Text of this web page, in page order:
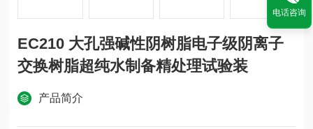
EC210 大孔强碱性阴树脂电子级阴离子
交换树脂超纯水制备精处理试验装
产品简介
电话咨询